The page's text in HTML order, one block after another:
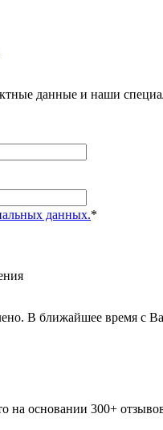
данные и наши
данных.*
В ближайшее время с
на основании 300+